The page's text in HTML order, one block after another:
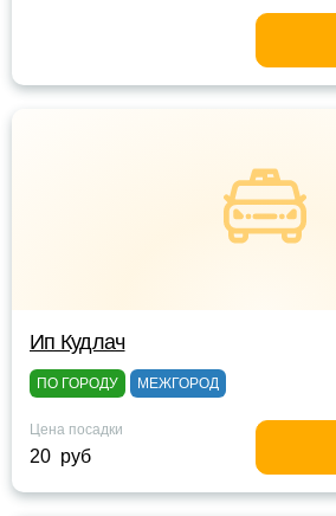
Ип Кудлач
ПО ГОРОДУ МЕЖГОРОД
Цена посадки
20 руб